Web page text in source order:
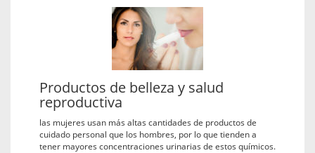
Productos de belleza y salud
reproductiva
las mujeres usan más altas cantidades de productos de
cuidado personal que los hombres, por lo que tienden a
tener mayores concentraciones urinarias de estos químicos.